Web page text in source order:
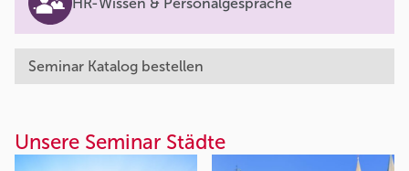
Seminar Katalog bestellen
Unsere Seminar Städte